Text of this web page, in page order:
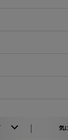
気